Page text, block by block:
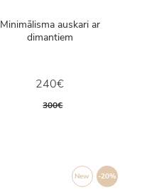
Minimālisma auskari ar
dimantiem
240€
300€
-20%
New